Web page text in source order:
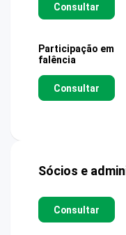
Consultar
Participação em
falência
Consultar
Sócios e
Consultar